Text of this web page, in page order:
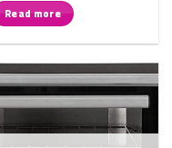
Read more